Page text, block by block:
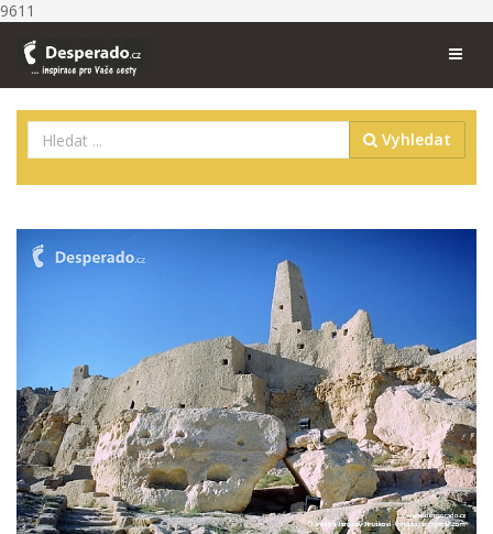
9611
Vyhledat